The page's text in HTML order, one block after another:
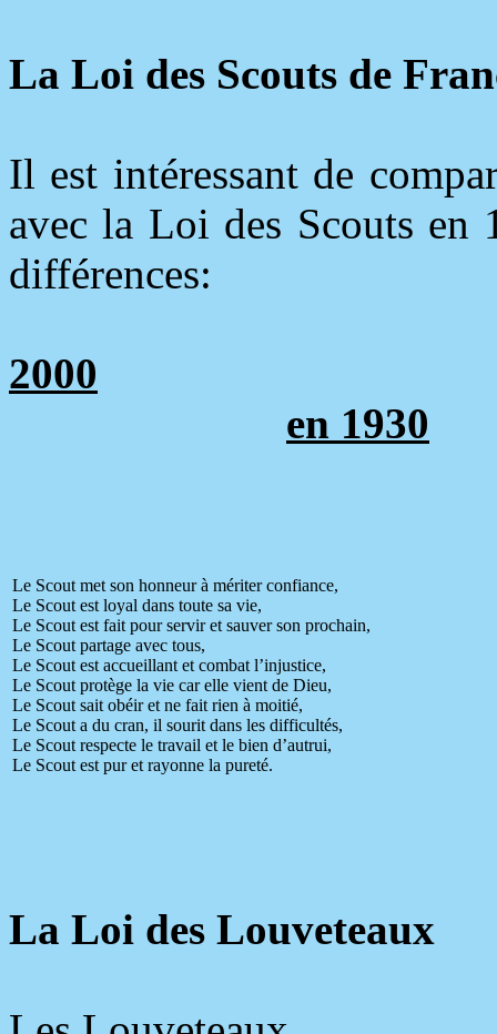
La Loi des Scouts de
Il est intéressant de
avec la Loi des Scouts en
différences:
2000
en 1930
Le Scout met son honneur à mériter confiance,
Le Scout est loyal dans toute sa vie,
Le Scout est fait pour servir et sauver son prochain,
Le Scout partage avec tous,
Le Scout est accueillant et combat l’injustice,
Le Scout protège la vie car elle vient de Dieu,
Le Scout sait obéir et ne fait rien à moitié,
Le Scout a du cran, il sourit dans les difficultés,
Le Scout respecte le travail et le bien d’autrui,
Le Scout est pur et rayonne la pureté.
La Loi des Louveteaux